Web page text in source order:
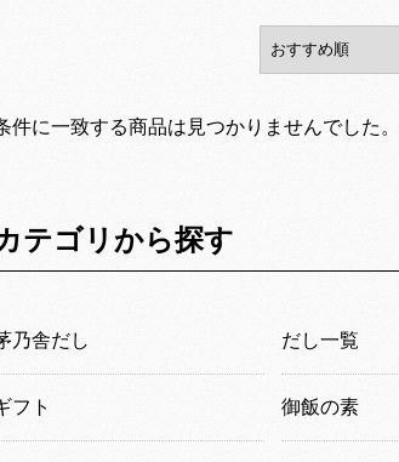
件に一致する商品は見つかりませんでした。
テゴリから探す
乃舎だし だし一覧
フト 御飯の素